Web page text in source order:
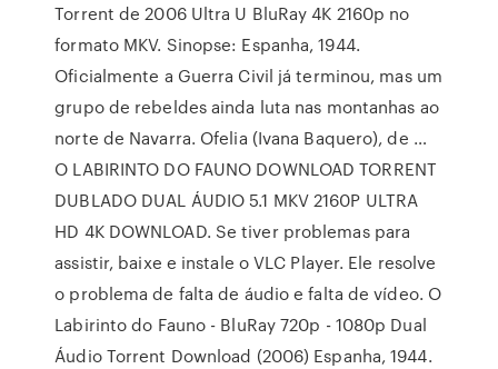
Torrent de 2006 Ultra U BluRay 4K 2160p no
formato MKV. Sinopse: Espanha, 1944.
Oficialmente a Guerra Civil já terminou, mas um
grupo de rebeldes ainda luta nas montanhas ao
norte de Navarra. Ofelia (Ivana Baquero), de …
O LABIRINTO DO FAUNO DOWNLOAD TORRENT
DUBLADO DUAL ÁUDIO 5.1 MKV 2160P ULTRA
HD 4K DOWNLOAD. Se tiver problemas para
assistir, baixe e instale o VLC Player. Ele resolve
o problema de falta de áudio e falta de vídeo. O
Labirinto do Fauno - BluRay 720p - 1080p Dual
Áudio Torrent Download (2006) Espanha, 1944.